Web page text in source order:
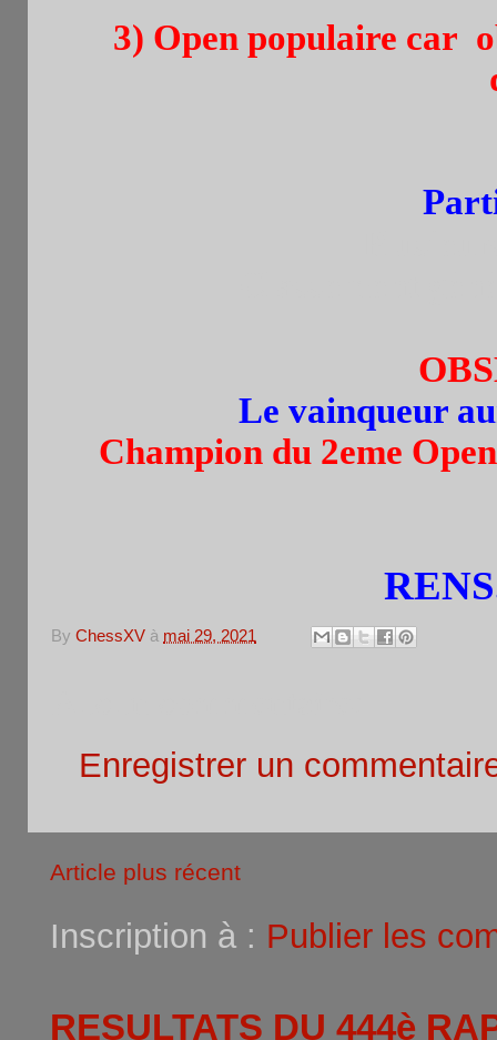
3) Open populaire car
Le vainqueur
Champion du 2eme
By ChessXV à mai 29, 2021
Enregistrer un
Article plus récent
Inscription à : Publier les
RESULTATS DU 444è